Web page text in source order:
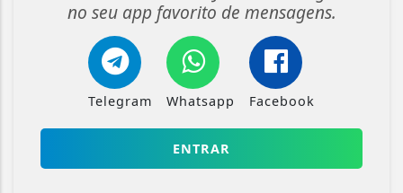
no seu app favorito de mensagens.
Telegram Whatsapp Facebook
ENTRAR